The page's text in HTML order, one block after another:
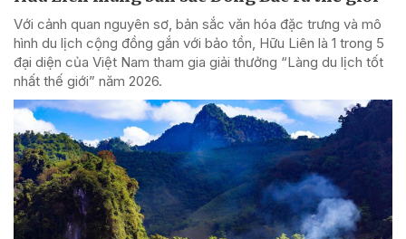
Với cảnh quan nguyên sơ, bản sắc văn hóa đặc trưng và mô
hình du lịch cộng đồng gắn với bảo tồn, Hữu Liên là 1 trong 5
đại diện của Việt Nam tham gia giải thưởng “Làng du lịch tốt
nhất thế giới” năm 2026.